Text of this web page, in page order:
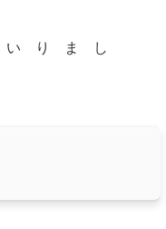
い り ま し